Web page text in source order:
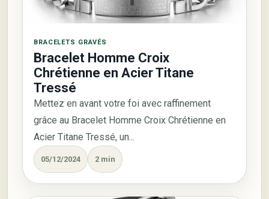
BRACELETS GRAVÉS
Bracelet Homme Croix
Chrétienne en Acier Titane
Tressé
Mettez en avant votre foi avec raffinement
grâce au Bracelet Homme Croix Chrétienne en
Acier Titane Tressé, un...
05/12/2024 2 min